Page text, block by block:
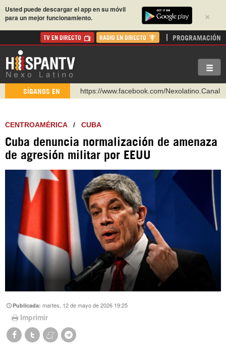
×
Usted puede descargar el app en su móvil
para un mejor funcionamiento.
TV EN DIRECTO RADIO EN DIRECTO PROGRAMACIÓN
SÍGANOS EN
https://www.facebook.com/Nexolatino.Canal
http://twitter.com/nexo_latino
https://t.me/hispantvcanal
https://urmedium.com/c/hispantv
Instagram como: hispan_tv
CENTROAMÉRICA/ CUBA
Cuba denuncia normalización de amenaza
de agresión militar por EEUU
Publicada:martes, 12 de mayo de 2026 19:25
Imprimir